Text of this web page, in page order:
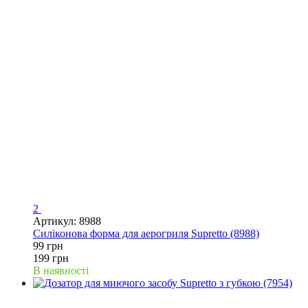
2
Артикул: 8988
Силіконова форма для аерогриля Supretto (8988)
99 грн
199 грн
В наявності